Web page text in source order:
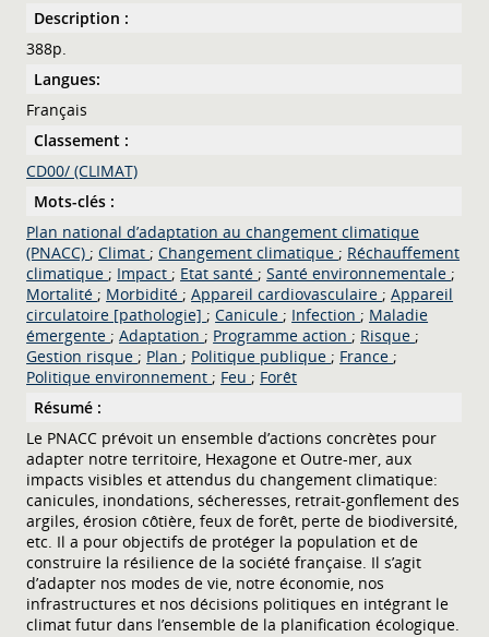
Description :
388p.
Langues:
Français
Classement :
CD00/ (CLIMAT)
Mots-clés :
Plan national d’adaptation au changement climatique
(PNACC) ; Climat ; Changement climatique ; Réchauffement
climatique ; Impact ; Etat santé ; Santé environnementale ;
Mortalité ; Morbidité ; Appareil cardiovasculaire ; Appareil
circulatoire [pathologie] ; Canicule ; Infection ; Maladie
émergente ; Adaptation ; Programme action ; Risque ;
Gestion risque ; Plan ; Politique publique ; France ;
Politique environnement ; Feu ; Forêt
Résumé :
Le PNACC prévoit un ensemble d’actions concrètes pour
adapter notre territoire, Hexagone et Outre-mer, aux
impacts visibles et attendus du changement climatique:
canicules, inondations, sécheresses, retrait-gonflement des
argiles, érosion côtière, feux de forêt, perte de biodiversité,
etc. Il a pour objectifs de protéger la population et de
construire la résilience de la société française. Il s’agit
d’adapter nos modes de vie, notre économie, nos
infrastructures et nos décisions politiques en intégrant le
climat futur dans l’ensemble de la planification écologique.